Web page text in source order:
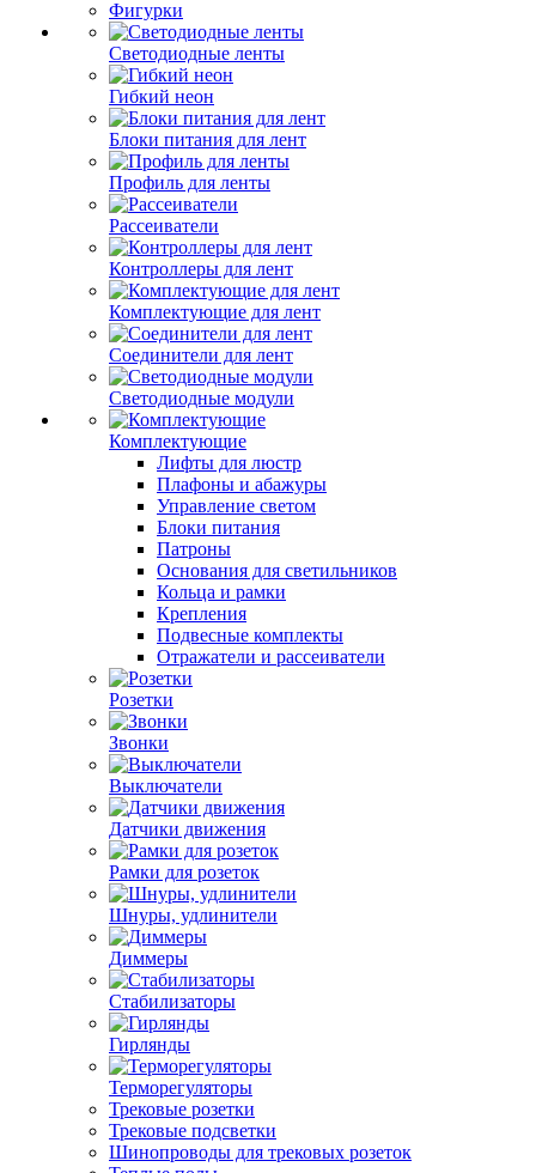
Фигурки
Светодиодные ленты
Гибкий неон
Блоки питания для лент
Профиль для ленты
Рассеиватели
Контроллеры для лент
Комплектующие для лент
Соединители для лент
Светодиодные модули
Комплектующие
Лифты для люстр
Плафоны и абажуры
Управление светом
Блоки питания
Патроны
Основания для светильников
Кольца и рамки
Крепления
Подвесные комплекты
Отражатели и рассеиватели
Розетки
Звонки
Выключатели
Датчики движения
Рамки для розеток
Шнуры, удлинители
Диммеры
Стабилизаторы
Гирлянды
Терморегуляторы
Трековые розетки
Трековые подсветки
Шинопроводы для трековых розеток